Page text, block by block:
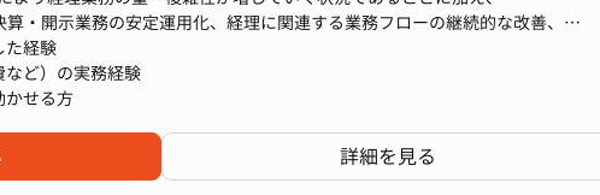
を解決することを期待しています。
定的に回すためのルールづくり・仕組み化
よる属人化の解消
対応など、数字の“質”を高める業務
判断につながるデータ基盤づくり
のSaaS、ヘルスケア、シニアライフ、海外事業など、
展開しており、その数は40を超えます。
ジネスモデルや事業フェーズに挑戦し、自分らしいキャリアを築くことがで
・開示業務の安定運用化、経理に関連する業務フローの継続的な改善、
なっています。
あるコーポレート本部長が、資金調達・中期経営計画策定・IPO準備といっ
フィス領域全般を全て統括している状況です。
任者）へステップアップしていただくリーダー候補を募集します。
た経験
など）の実務経験
かせる方
詳細を見る